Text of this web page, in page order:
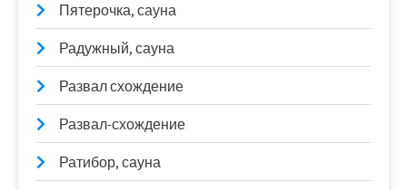
Пятерочка, сауна
Радужный, сауна
Развал схождение
Развал-схождение
Ратибор, сауна